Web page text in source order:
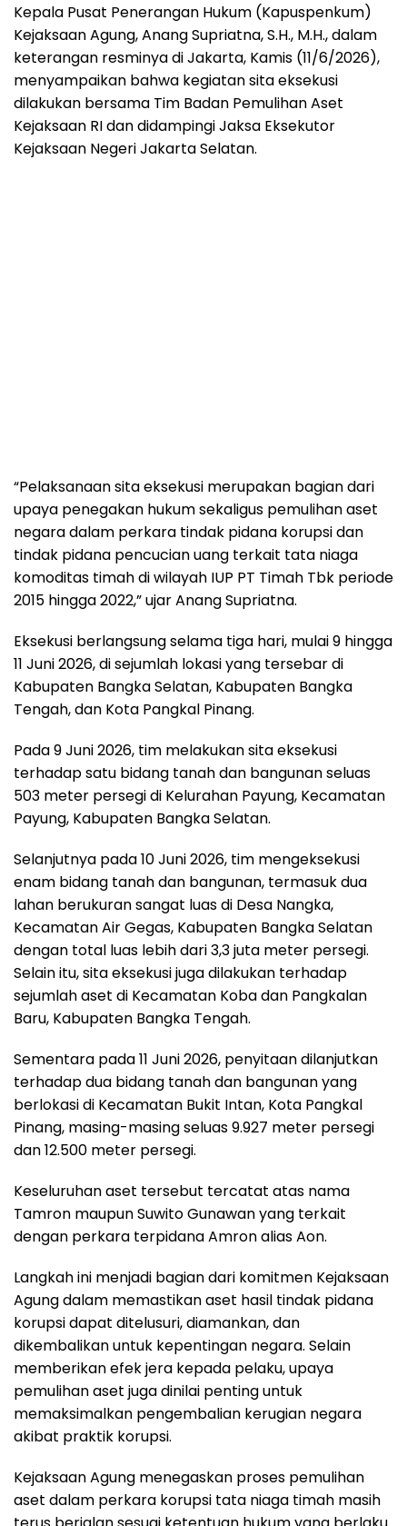
Kepala Pusat Penerangan Hukum (Kapuspenkum)
Kejaksaan Agung, Anang Supriatna, S.H., M.H., dalam
keterangan resminya di Jakarta, Kamis (11/6/2026),
menyampaikan bahwa kegiatan sita eksekusi
dilakukan bersama Tim Badan Pemulihan Aset
Kejaksaan RI dan didampingi Jaksa Eksekutor
Kejaksaan Negeri Jakarta Selatan.
“Pelaksanaan sita eksekusi merupakan bagian dari
upaya penegakan hukum sekaligus pemulihan aset
negara dalam perkara tindak pidana korupsi dan
tindak pidana pencucian uang terkait tata niaga
komoditas timah di wilayah IUP PT Timah Tbk periode
2015 hingga 2022,” ujar Anang Supriatna.
Eksekusi berlangsung selama tiga hari, mulai 9 hingga
11 Juni 2026, di sejumlah lokasi yang tersebar di
Kabupaten Bangka Selatan, Kabupaten Bangka
Tengah, dan Kota Pangkal Pinang.
Pada 9 Juni 2026, tim melakukan sita eksekusi
terhadap satu bidang tanah dan bangunan seluas
503 meter persegi di Kelurahan Payung, Kecamatan
Payung, Kabupaten Bangka Selatan.
Selanjutnya pada 10 Juni 2026, tim mengeksekusi
enam bidang tanah dan bangunan, termasuk dua
lahan berukuran sangat luas di Desa Nangka,
Kecamatan Air Gegas, Kabupaten Bangka Selatan
dengan total luas lebih dari 3,3 juta meter persegi.
Selain itu, sita eksekusi juga dilakukan terhadap
sejumlah aset di Kecamatan Koba dan Pangkalan
Baru, Kabupaten Bangka Tengah.
Sementara pada 11 Juni 2026, penyitaan dilanjutkan
terhadap dua bidang tanah dan bangunan yang
berlokasi di Kecamatan Bukit Intan, Kota Pangkal
Pinang, masing-masing seluas 9.927 meter persegi
dan 12.500 meter persegi.
Keseluruhan aset tersebut tercatat atas nama
Tamron maupun Suwito Gunawan yang terkait
dengan perkara terpidana Amron alias Aon.
Langkah ini menjadi bagian dari komitmen Kejaksaan
Agung dalam memastikan aset hasil tindak pidana
korupsi dapat ditelusuri, diamankan, dan
dikembalikan untuk kepentingan negara. Selain
memberikan efek jera kepada pelaku, upaya
pemulihan aset juga dinilai penting untuk
memaksimalkan pengembalian kerugian negara
akibat praktik korupsi.
Kejaksaan Agung menegaskan proses pemulihan
aset dalam perkara korupsi tata niaga timah masih